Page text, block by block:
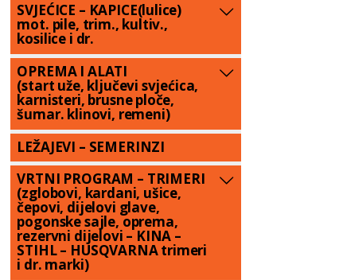
SVJEĆICE – KAPICE(lulice)
mot. pile, trim., kultiv.,
kosilice i dr.
OPREMA I ALATI
(start uže, ključevi svjećica,
karnisteri, brusne ploče,
šumar. klinovi, remeni)
LEŽAJEVI – SEMERINZI
VRTNI PROGRAM – TRIMERI
(zglobovi, kardani, ušice,
čepovi, dijelovi glave,
pogonske sajle, oprema,
rezervni dijelovi – KINA –
STIHL – HUSQVARNA trimeri
i dr. marki)